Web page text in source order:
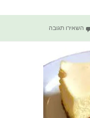
השאירו תגובה